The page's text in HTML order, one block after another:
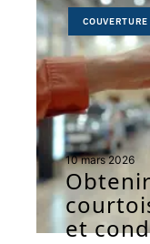
COUVERTURE
10 mars 2026
et